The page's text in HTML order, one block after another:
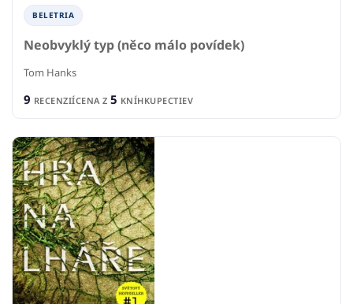
BELETRIA
Neobvyklý typ (něco málo povídek)
Tom Hanks
9 RECENZIÍCENA Z 5 KNÍHKUPECTIEV